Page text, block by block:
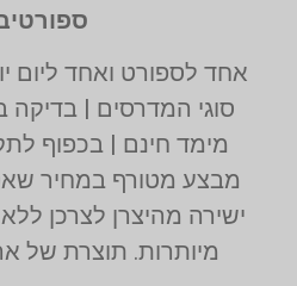
סוגי המדרסים | בדיקה
מימד חינם | בכפוף
מבצע מטורף במחיר
ישירה מהיצרן לצרכן
מיותרות. תוצרת של